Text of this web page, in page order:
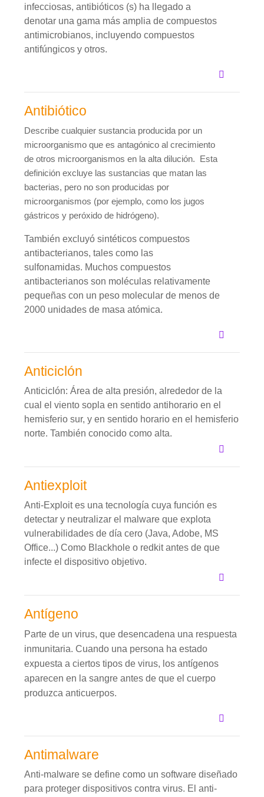
infecciosas, antibióticos (s) ha llegado a
denotar una gama más amplia de compuestos
antimicrobianos, incluyendo compuestos
antifúngicos y otros.
Antibiótico
Describe cualquier sustancia producida por un
microorganismo que es antagónico al crecimiento
de otros microorganismos en la alta dilución. Esta
definición excluye las sustancias que matan las
bacterias, pero no son producidas por
microorganismos (por ejemplo, como los jugos
gástricos y peróxido de hidrógeno).
También excluyó sintéticos compuestos
antibacterianos, tales como las
sulfonamidas. Muchos compuestos
antibacterianos son moléculas relativamente
pequeñas con un peso molecular de menos de
2000 unidades de masa atómica.
Anticiclón
Anticiclón: Área de alta presión, alrededor de la
cual el viento sopla en sentido antihorario en el
hemisferio sur, y en sentido horario en el hemisferio
norte. También conocido como alta.
Antiexploit
Anti-Exploit es una tecnología cuya función es
detectar y neutralizar el malware que explota
vulnerabilidades de día cero (Java, Adobe, MS
Office...) Como Blackhole o redkit antes de que
infecte el dispositivo objetivo.
Antígeno
Parte de un virus, que desencadena una respuesta
inmunitaria. Cuando una persona ha estado
expuesta a ciertos tipos de virus, los antígenos
aparecen en la sangre antes de que el cuerpo
produzca anticuerpos.
Antimalware
Anti-malware se define como un software diseñado
para proteger dispositivos contra virus. El anti-